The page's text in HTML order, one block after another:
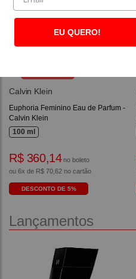
Calvin Klein
Euphoria Feminino Eau de Parfum -
Calvin Klein
100 ml
R$ 360,14 no boleto
ou 6x de R$ 70,62 no cartão
DESCONTO DE 5%
Lançamentos
EU QUERO!